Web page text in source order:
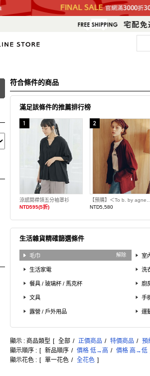
符合條件的商品
滿足該條件的推薦排行榜
涼感開襟領五分袖罩衫
NTD595(5折)
NTD5,580
生活雜貨精確篩選條件
毛巾 解除 室
生活家電 洗
餐具 / 玻璃杯 / 馬克杯 廚
文具 手
露營 / 戶外用品 運
顯示 : 商品類型 [ 全部 / 正價商品 / 特價商品 / 預
顯示順序 : [ 新品順序 / 價格 低→高 / 價格 高→低
顯示花色 : [ 單一花色 / 全花色 ]